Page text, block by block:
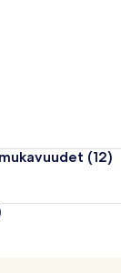
(12)